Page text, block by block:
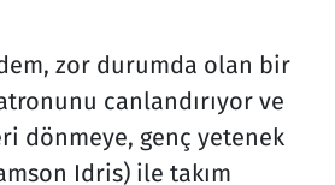
zor durumda olan bir
canlandırıyor ve
dönmeye, genç yetenek
Idris) ile takım